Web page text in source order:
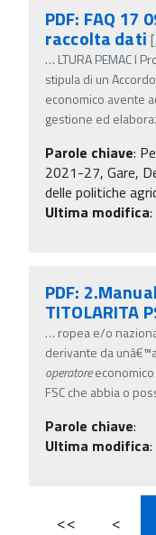
PDF: FAQ
raccolta dati
… LTURA PEMAC I
stipula di un
economico avente
gestione ed
Parole chiave:
2021-27, Gare,
delle politiche
Ultima modifica:
PDF:
TITOLARITA
… ropea e/o
derivante da
operatore
FSC che abbia o
Parole chiave:
Ultima modifica:
<< <